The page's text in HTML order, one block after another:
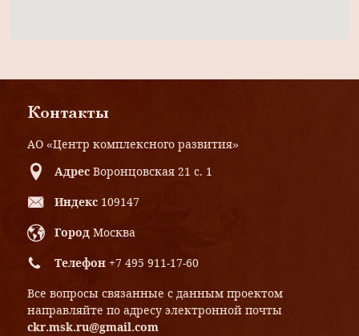
Контакты
АО «Центр комплексного развития»
Адрес Воронцовская 21 с. 1
Индекс 109147
Город Москва
Телефон +7 495 911-17-60
Все вопросы связанные с данным проектом
направляйте по адресу электронной почты
ckr.msk.ru@gmail.com